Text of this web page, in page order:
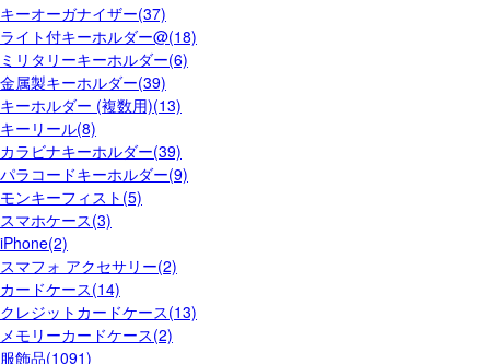
キーオーガナイザー(37)
ライト付キーホルダー@(18)
ミリタリーキーホルダー(6)
金属製キーホルダー(39)
キーホルダー (複数用)(13)
キーリール(8)
カラビナキーホルダー(39)
パラコードキーホルダー(9)
モンキーフィスト(5)
スマホケース(3)
iPhone(2)
スマフォ アクセサリー(2)
カードケース(14)
クレジットカードケース(13)
メモリーカードケース(2)
服飾品(1091)